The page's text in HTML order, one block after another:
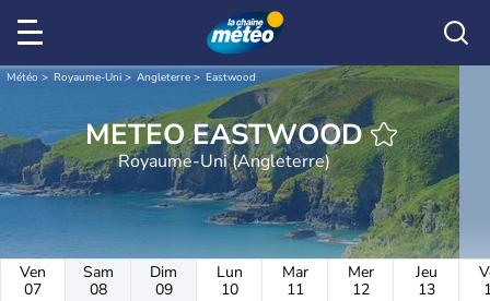
Météo Royaume-Uni Angleterre Eastwood
METEO EASTWOOD
Royaume-Uni (Angleterre)
Ven
07
Sam
08
Dim
09
Lun
10
Mar
11
Mer
12
Jeu
13